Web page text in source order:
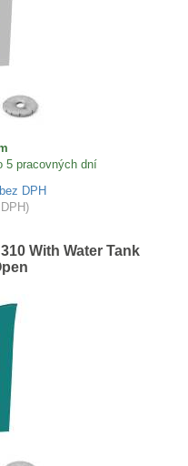
5 pracovných dní
bez DPH
With Water Tank